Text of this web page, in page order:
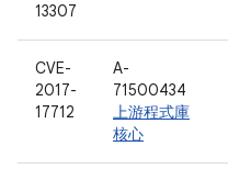
13307
CVE-
2017-
17712
A-
71500434
上游程式庫
核心